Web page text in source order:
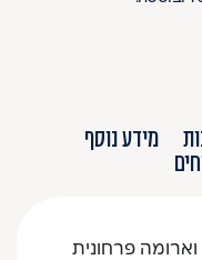
מידע נוסף
פרחונית